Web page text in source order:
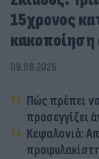
15χρονος
09.08.2026
Πώς πρέπει
προσεγγίζει
Κεφαλονιά: